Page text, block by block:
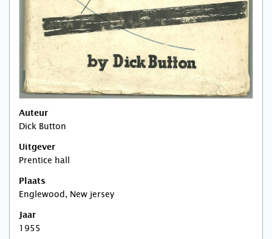
Auteur
Dick Button
Uitgever
Prentice hall
Plaats
Englewood, New jersey
Jaar
1955